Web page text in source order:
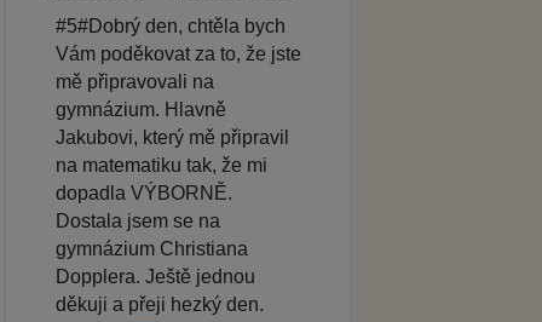
#5#Dobrý den, chtěla bych
Vám poděkovat za to, že jste
mě připravovali na
gymnázium. Hlavně
Jakubovi, který mě připravil
na matematiku tak, že mi
dopadla VÝBORNĚ.
Dostala jsem se na
gymnázium Christiana
Dopplera. Ještě jednou
děkuji a přeji hezký den.